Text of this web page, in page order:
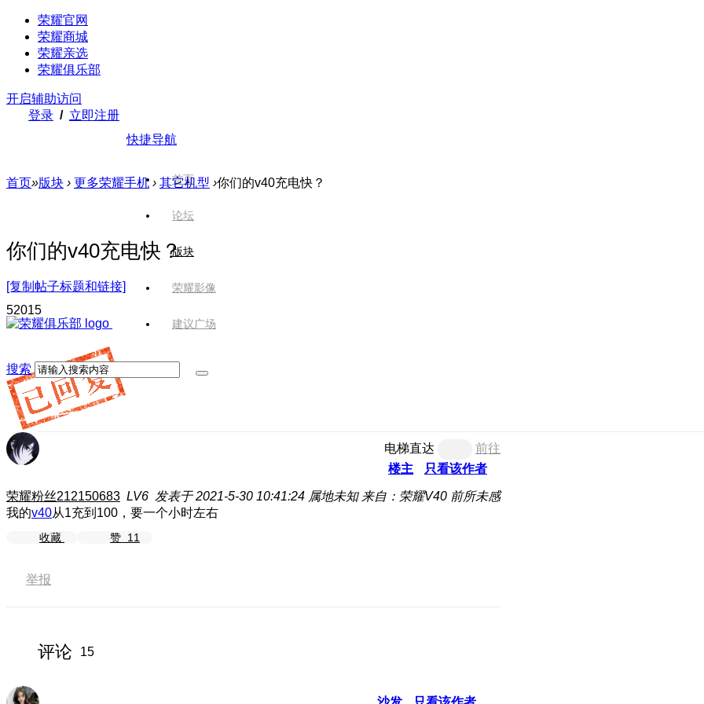
荣耀官网
荣耀商城
荣耀亲选
荣耀俱乐部
开启辅助访问
登录 / 立即注册
快捷导航
首页
论坛
版块
荣耀影像
建议广场
搜索
首页»版块 › 更多荣耀手机 › 其它机型 ›你们的v40充电快？
你们的v40充电快？
[复制帖子标题和链接]
52015
电梯直达
前往
楼主
只看该作者
荣耀粉丝212150683 LV6 发表于 2021-5-30 10:41:24 属地未知 来自：荣耀V40 前所未感
我的v40从1充到100，要一个小时左右
收藏 赞 11
举报
评论 15